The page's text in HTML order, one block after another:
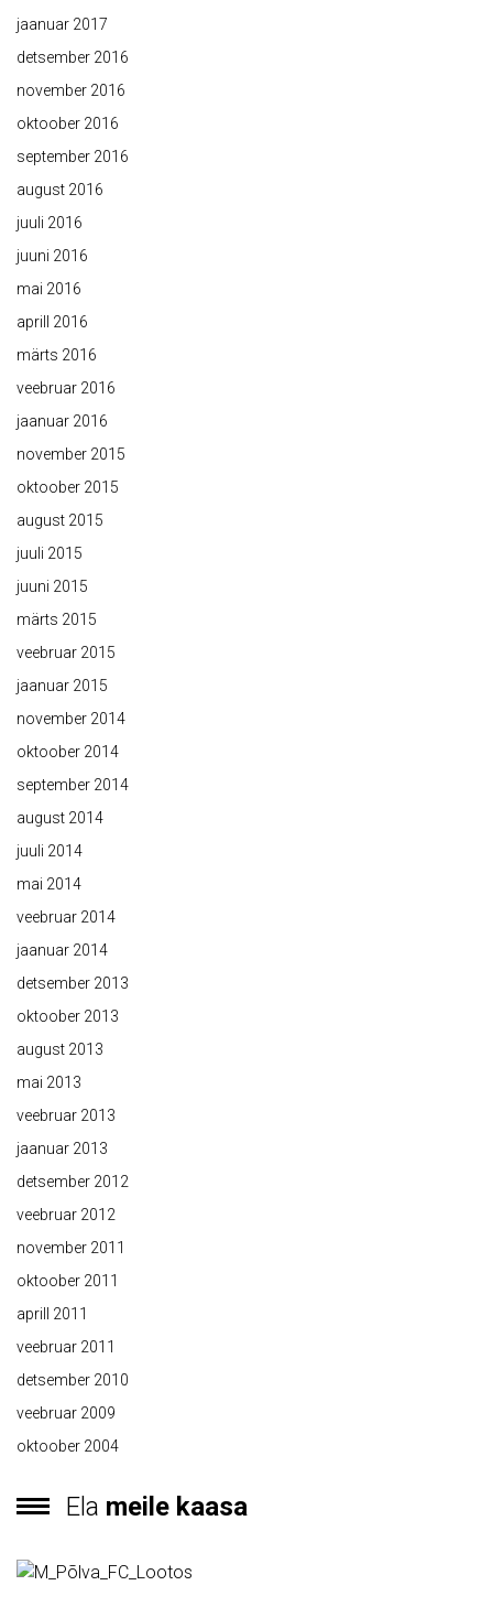
jaanuar 2017
detsember 2016
november 2016
oktoober 2016
september 2016
august 2016
juuli 2016
juuni 2016
mai 2016
aprill 2016
märts 2016
veebruar 2016
jaanuar 2016
november 2015
oktoober 2015
august 2015
juuli 2015
juuni 2015
märts 2015
veebruar 2015
jaanuar 2015
november 2014
oktoober 2014
september 2014
august 2014
juuli 2014
mai 2014
veebruar 2014
jaanuar 2014
detsember 2013
oktoober 2013
august 2013
mai 2013
veebruar 2013
jaanuar 2013
detsember 2012
veebruar 2012
november 2011
oktoober 2011
aprill 2011
veebruar 2011
detsember 2010
veebruar 2009
oktoober 2004
Ela meile kaasa